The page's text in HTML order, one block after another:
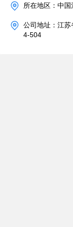
所在地区：中
公司地址：江
4-504